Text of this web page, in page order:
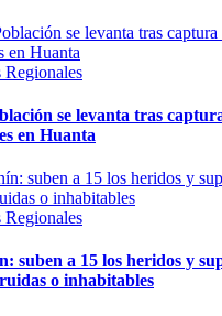
se levanta tras
en Huanta
suben a 15 los heridos y
o inhabitables